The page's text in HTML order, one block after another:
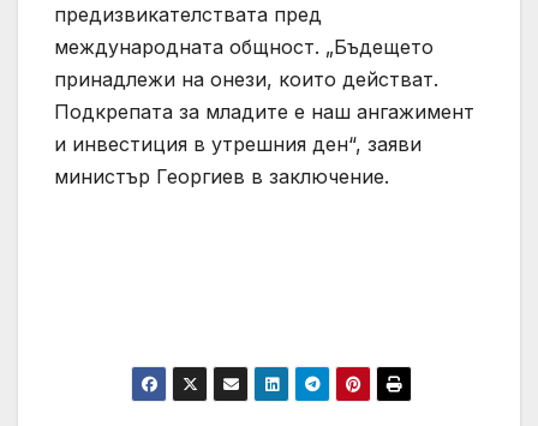
предизвикателствата пред
международната общност. „Бъдещето
принадлежи на онези, които действат.
Подкрепата за младите е наш ангажимент
и инвестиция в утрешния ден“, заяви
министър Георгиев в заключение.